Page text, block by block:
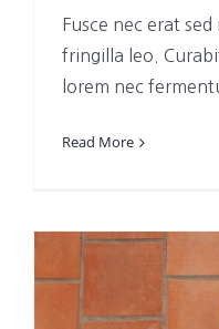
Fusce nec erat
fringilla leo.
lorem nec
Read More